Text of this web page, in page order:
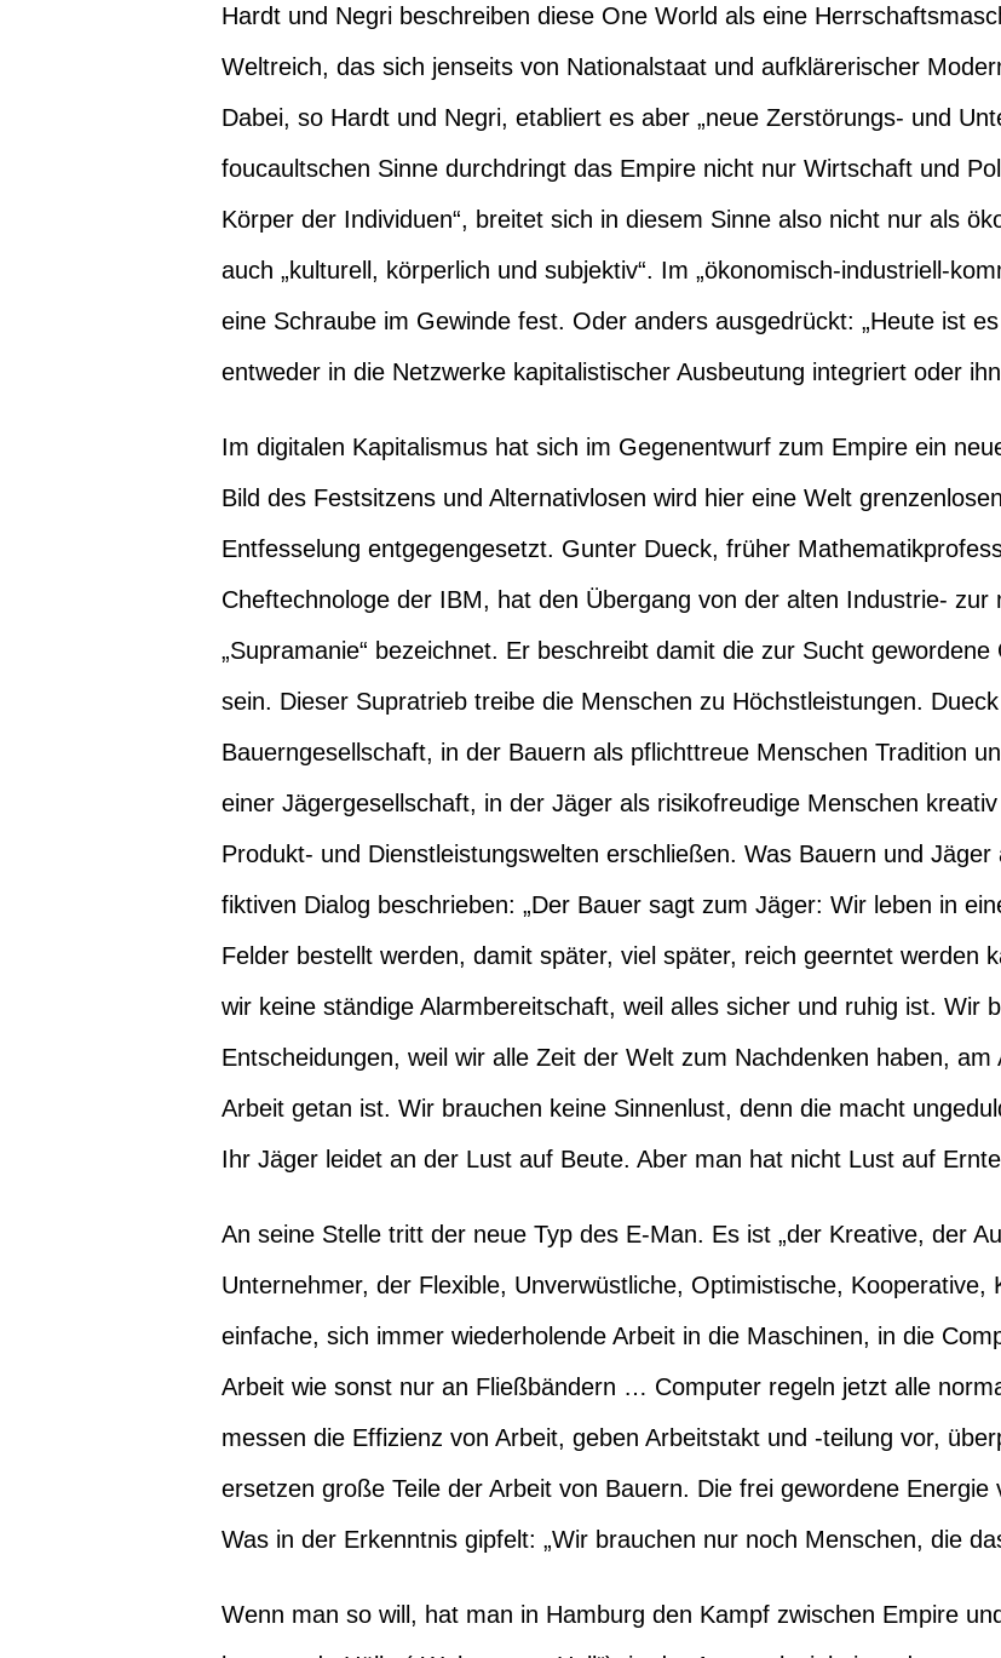
Hardt und Negri beschreiben diese One World als eine
Weltreich, das sich jenseits von Nationalstaat und aufklärerischer
Dabei, so Hardt und Negri, etabliert es aber „neue Zerstörungs- und
foucaultschen Sinne durchdringt das Empire nicht nur Wirtschaft und
Körper der Individuen“, breitet sich in diesem Sinne also nicht nur als
auch „kulturell, körperlich und subjektiv“. Im „ökonomisch-industriell-
eine Schraube im Gewinde fest. Oder anders ausgedrückt: „Heute ist
entweder in die Netzwerke kapitalistischer Ausbeutung integriert oder
Im digitalen Kapitalismus hat sich im Gegenentwurf zum Empire ein
Bild des Festsitzens und Alternativlosen wird hier eine Welt
Entfesselung entgegengesetzt. Gunter Dueck, früher
Cheftechnologe der IBM, hat den Übergang von der alten Industrie- zur
„Supramanie“ bezeichnet. Er beschreibt damit die zur Sucht
sein. Dieser Supratrieb treibe die Menschen zu Höchstleistungen.
Bauerngesellschaft, in der Bauern als pflichttreue Menschen Tradition
einer Jägergesellschaft, in der Jäger als risikofreudige Menschen
Produkt- und Dienstleistungswelten erschließen. Was Bauern und
fiktiven Dialog beschrieben: „Der Bauer sagt zum Jäger: Wir leben in
Felder bestellt werden, damit später, viel später, reich geerntet werden
wir keine ständige Alarmbereitschaft, weil alles sicher und ruhig ist. Wir
Entscheidungen, weil wir alle Zeit der Welt zum Nachdenken haben,
Arbeit getan ist. Wir brauchen keine Sinnenlust, denn die macht
Ihr Jäger leidet an der Lust auf Beute. Aber man hat nicht Lust auf
An seine Stelle tritt der neue Typ des E-Man. Es ist „der Kreative, der
Unternehmer, der Flexible, Unverwüstliche, Optimistische, Kooperative,
einfache, sich immer wiederholende Arbeit in die Maschinen, in die
Arbeit wie sonst nur an Fließbändern … Computer regeln jetzt alle
messen die Effizienz von Arbeit, geben Arbeitstakt und -teilung vor,
ersetzen große Teile der Arbeit von Bauern. Die frei gewordene
Was in der Erkenntnis gipfelt: „Wir brauchen nur noch Menschen, die
Wenn man so will, hat man in Hamburg den Kampf zwischen Empire